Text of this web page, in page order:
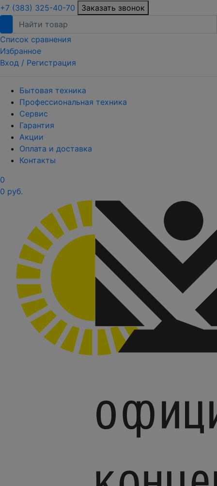
+7 (383) 325-40-70
Заказать звонок
Список сравнения
Избранное
Вход / Регистрация
Бытовая техника
Профессиональная техника
Сервис
Гарантия
Акции
Оплата и доставка
Контакты
0
0 руб.